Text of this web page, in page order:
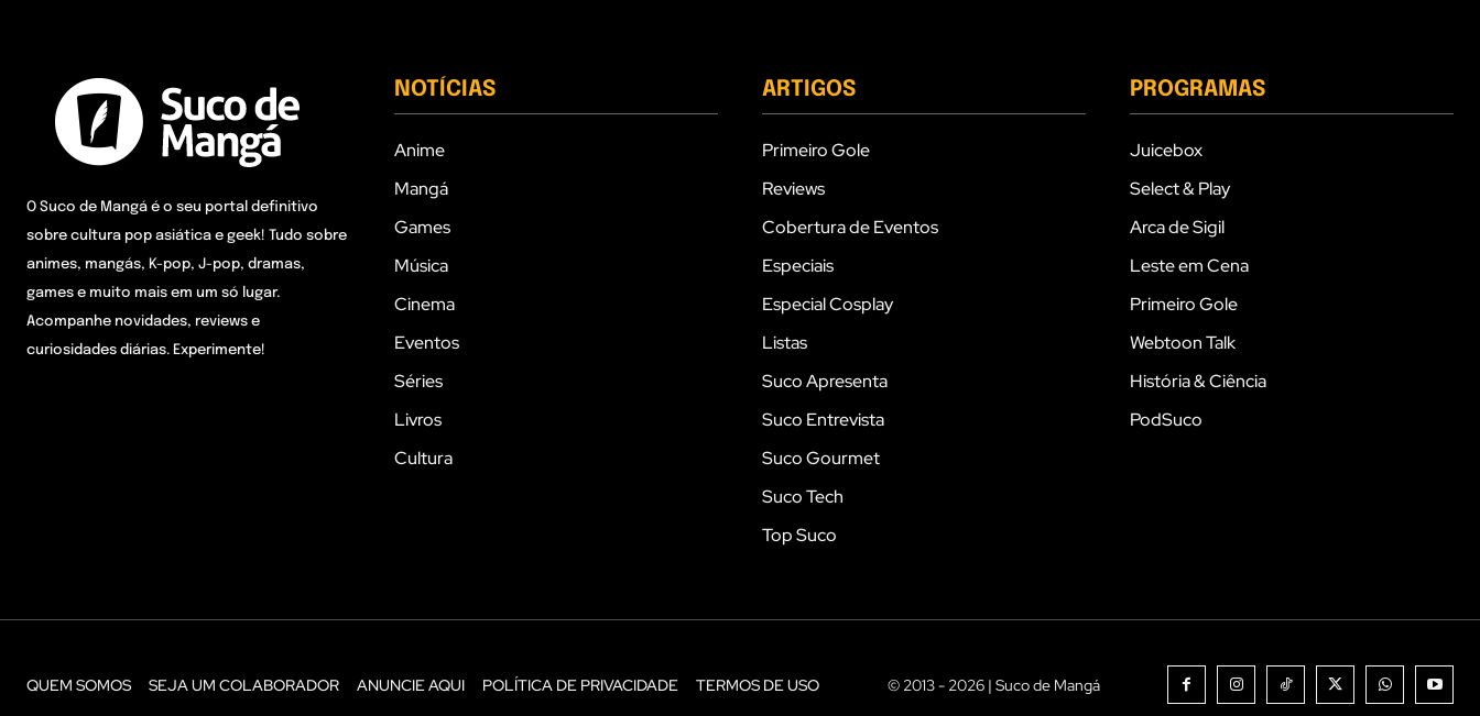
O Suco de Mangá é o seu portal definitivo
sobre cultura pop asiática e geek! Tudo sobre
animes, mangás, K-pop, J-pop, dramas,
games e muito mais em um só lugar.
Acompanhe novidades, reviews e
curiosidades diárias. Experimente!
NOTÍCIAS
Anime
Mangá
Games
Música
Cinema
Eventos
Séries
Livros
Cultura
ARTIGOS
Primeiro Gole
Reviews
Cobertura de Eventos
Especiais
Especial Cosplay
Listas
Suco Apresenta
Suco Entrevista
Suco Gourmet
Suco Tech
Top Suco
PROGRAMAS
Juicebox
Select & Play
Arca de Sigil
Leste em Cena
Primeiro Gole
Webtoon Talk
História & Ciência
PodSuco
QUEM SOMOS SEJA UM COLABORADOR ANUNCIE AQUI POLÍTICA DE PRIVACIDADE TERMOS DE USO © 2013 - 2026 | Suco de Mangá